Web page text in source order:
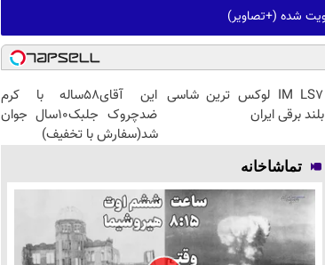
IM LS7 لوکس ترین شاسی
بلند برقی ایران
این آقای58ساله با کرم
ضدچروک جلبک10سال جوان
شد(سفارش با تخفیف)
تماشاخانه